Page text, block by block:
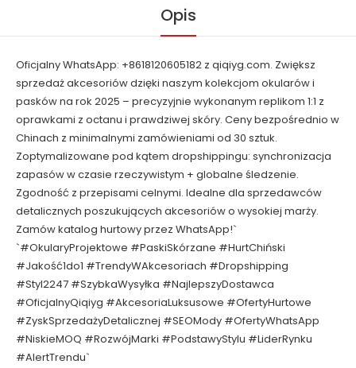
Opis
Oficjalny WhatsApp: +8618120605182 z qiqiyg.com. Zwiększ
sprzedaż akcesoriów dzięki naszym kolekcjom okularów i
pasków na rok 2025 – precyzyjnie wykonanym replikom 1:1 z
oprawkami z octanu i prawdziwej skóry. Ceny bezpośrednio w
Chinach z minimalnymi zamówieniami od 30 sztuk.
Zoptymalizowane pod kątem dropshippingu: synchronizacja
zapasów w czasie rzeczywistym + globalne śledzenie.
Zgodność z przepisami celnymi. Idealne dla sprzedawców
detalicznych poszukujących akcesoriów o wysokiej marży.
Zamów katalog hurtowy przez WhatsApp!`
`#OkularyProjektowe #PaskiSkórzane #HurtChiński
#Jakość1do1 #TrendyWAkcesoriach #Dropshipping
#Styl2247 #SzybkaWysyłka #NajlepszyDostawca
#OficjalnyQiqiyg #AkcesoriaLuksusowe #OfertyHurtowe
#ZyskSprzedażyDetalicznej #SEOMody #OfertyWhatsApp
#NiskieMOQ #RozwójMarki #PodstawyStylu #LiderRynku
#AlertTrendu`